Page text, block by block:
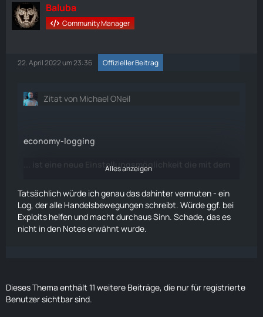
Baluba
Community Manager
22. April 2022 um 23:36 Offizieller Beitrag
Zitat von Michael ONeil
economy-logging
... ist eine neue Einstellungsmöglichkeit die mit dem
Fix bei G-Portal aufgetaucht ist, leider ohne
Beschreibung. Hat schon jmd herausgefunden was
das genau ist?
Tatsächlich so einfach wie der Name sagt, dass Logs
dafür angelegt werden?
Wollte es jetzt im laufenden betrieb auch nicht
Alles anzeigen
Tatsächlich würde ich genau das dahinter vermuten - ein
Log, der alle Handelsbewegungen schreibt. Würde ggf. bei
Exploits helfen und macht durchaus Sinn. Schade, das es
nicht in den Notes erwähnt wurde.
Dieses Thema enthält 11 weitere Beiträge, die nur für registrierte
Benutzer sichtbar sind.